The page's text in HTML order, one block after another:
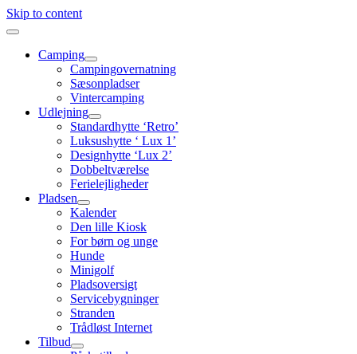
Skip to content
Camping
Campingovernatning
Sæsonpladser
Vintercamping
Udlejning
Standardhytte ‘Retro’
Luksushytte ‘ Lux 1’
Designhytte ‘Lux 2’
Dobbeltværelse
Ferielejligheder
Pladsen
Kalender
Den lille Kiosk
For børn og unge
Hunde
Minigolf
Pladsoversigt
Servicebygninger
Stranden
Trådløst Internet
Tilbud